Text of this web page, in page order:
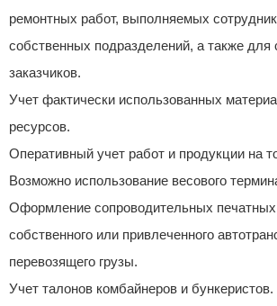
ремонтных работ, выполняемых
собственных подразделений, а также для
заказчиков.
Учет фактически использованных
ресурсов.
Оперативный учет работ и продукции на
Возможно использование весового
Оформление сопроводительных
собственного или привлеченного
перевозящего грузы.
Учет талонов комбайнеров и бункеристов.